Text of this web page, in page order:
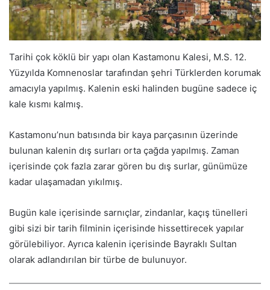
Tarihi çok köklü bir yapı olan Kastamonu Kalesi, M.S. 12.
Yüzyılda Komnenoslar tarafından şehri Türklerden korumak
amacıyla yapılmış. Kalenin eski halinden bugüne sadece iç
kale kısmı kalmış.
Kastamonu’nun batısında bir kaya parçasının üzerinde
bulunan kalenin dış surları orta çağda yapılmış. Zaman
içerisinde çok fazla zarar gören bu dış surlar, günümüze
kadar ulaşamadan yıkılmış.
Bugün kale içerisinde sarnıçlar, zindanlar, kaçış tünelleri
gibi sizi bir tarih filminin içerisinde hissettirecek yapılar
görülebiliyor. Ayrıca kalenin içerisinde Bayraklı Sultan
olarak adlandırılan bir türbe de bulunuyor.